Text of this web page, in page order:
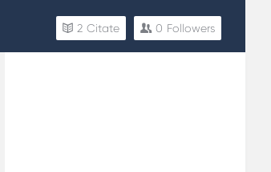
0 Followers
2 Citate